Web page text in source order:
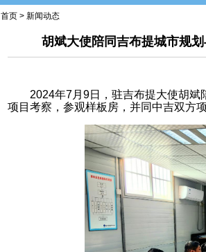
首页 > 新闻动态
胡斌大使陪同吉布提城市规
2024年7月9日，驻吉布提大使胡
项目考察，参观样板房，并同中吉双方